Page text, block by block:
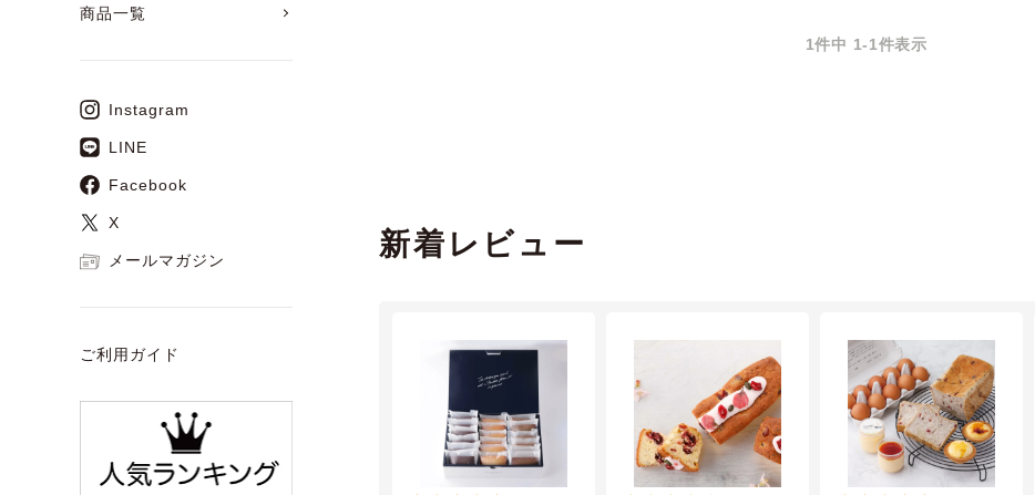
商品一覧
Instagram
LINE
Facebook
X
メールマガジン
ご利用ガイド
1件中 1-1件表示
新着レビュー